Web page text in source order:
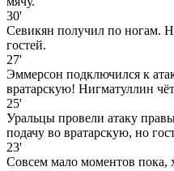
30'
Севикян получил по ногам.
гостей.
27'
Эммерсон подключился к
вратарскую! Нигматуллин
25'
Уральцы провели атаку
подачу во вратарскую, но
23'
Совсем мало моментов пока,